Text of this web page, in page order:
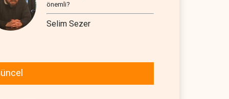
önemli?
Selim Sezer